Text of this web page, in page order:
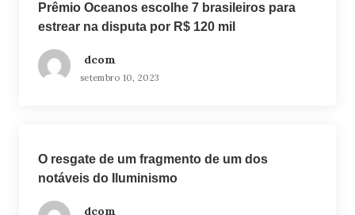
Prêmio Oceanos escolhe 7 brasileiros para
estrear na disputa por R$ 120 mil
dcom
setembro 10, 2023
O resgate de um fragmento de um dos
notáveis do Iluminismo
dcom